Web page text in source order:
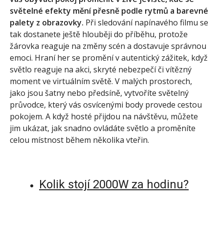
světelné efekty mění přesně podle rytmů a barevné
palety z obrazovky. Při sledování napínavého filmu se
tak dostanete ještě hlouběji do příběhu, protože
žárovka reaguje na změny scén a dostavuje správnou
emoci. Hraní her se promění v autentický zážitek, když
světlo reaguje na akci, skryté nebezpečí či vítězný
moment ve virtuálním světě. V malých prostorech,
jako jsou šatny nebo předsíně, vytvoříte světelný
průvodce, který vás osvícenými body provede cestou
pokojem. A když hosté přijdou na návštěvu, můžete
jim ukázat, jak snadno ovládáte světlo a proměníte
celou místnost během několika vteřin.
Kolik stojí 2000W za hodinu?